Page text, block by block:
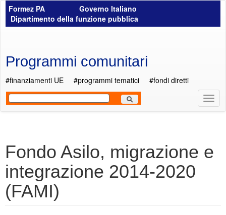
Salta al contenuto principale
Formez PA
Governo Italiano
Dipartimento della funzione pubblica
Programmi comunitari
#finanziamenti UE #programmi tematici
#fondi diretti
Menù
Fondo Asilo, migrazione e
integrazione 2014-2020
(FAMI)